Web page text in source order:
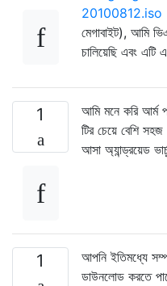
20100812.iso
মেগাবাইট), আমি
চালিয়েছি এবং
1
আমি মনে করি আর্ম
টির চেয়ে বেশি
আসা অ্যান্ড্রয়েড
1
আপনি ইতিমধ্যে
ডাউনলোড করতে